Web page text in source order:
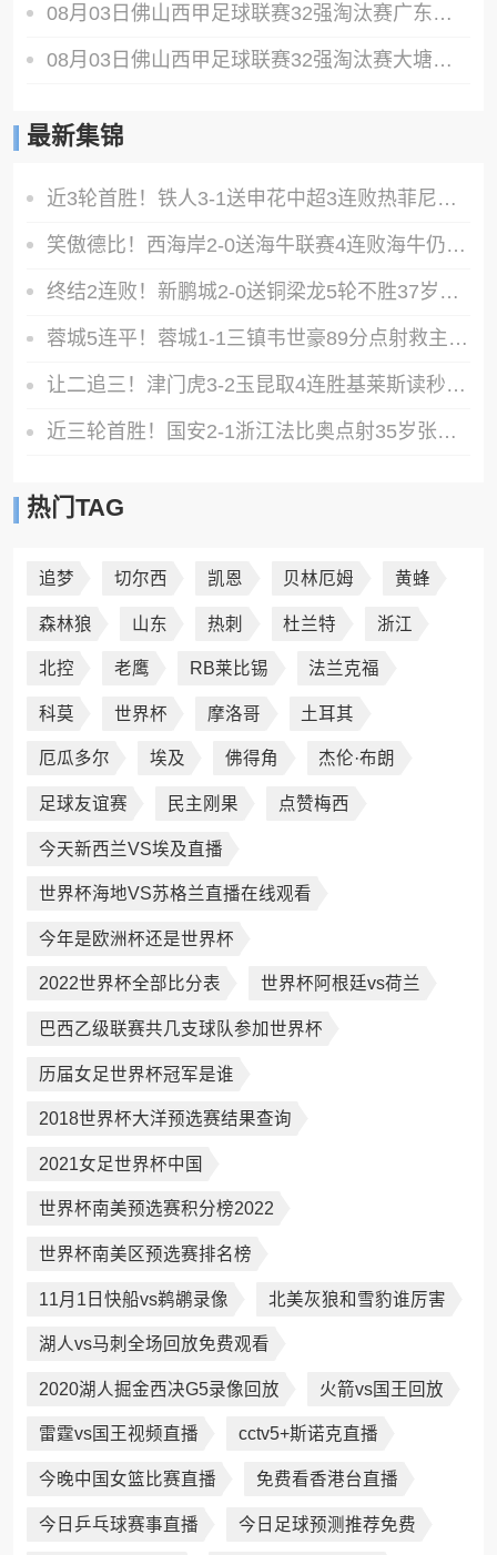
08月03日佛山西甲足球联赛32强淘汰赛广东客家青年VS广州英华思力U17全场录像
08月03日佛山西甲足球联赛32强淘汰赛大塘控股VS茂名市点都得全场录像
最新集锦
近3轮首胜！铁人3-1送申花中超3连败热菲尼奥双响邦本宜裕传射
笑傲德比！西海岸2-0送海牛联赛4连败海牛仍垫底西海岸升至第二
终结2连败！新鹏城2-0送铜梁龙5轮不胜37岁姜至鹏破门韦斯利建功
蓉城5连平！蓉城1-1三镇韦世豪89分点射救主费利佩造点李昂破门
让二追三！津门虎3-2玉昆取4连胜基莱斯读秒绝杀萨尔瓦多破门
近三轮首胜！国安2-1浙江法比奥点射35岁张稀哲制胜王钰栋送助攻
热门TAG
追梦 切尔西 凯恩 贝林厄姆 黄蜂
森林狼 山东 热刺 杜兰特 浙江
北控 老鹰 RB莱比锡 法兰克福
科莫 世界杯 摩洛哥 土耳其
厄瓜多尔 埃及 佛得角 杰伦·布朗
足球友谊赛 民主刚果 点赞梅西
今天新西兰VS埃及直播
世界杯海地VS苏格兰直播在线观看
今年是欧洲杯还是世界杯
2022世界杯全部比分表 世界杯阿根廷vs荷兰
巴西乙级联赛共几支球队参加世界杯
历届女足世界杯冠军是谁
2018世界杯大洋预选赛结果查询
2021女足世界杯中国
世界杯南美预选赛积分榜2022
世界杯南美区预选赛排名榜
11月1日快船vs鹈鹕录像 北美灰狼和雪豹谁厉害
湖人vs马刺全场回放免费观看
2020湖人掘金西决G5录像回放 火箭vs国王回放
雷霆vs国王视频直播 cctv5+斯诺克直播
今晚中国女篮比赛直播 免费看香港台直播
今日乒乓球赛事直播 今日足球预测推荐免费